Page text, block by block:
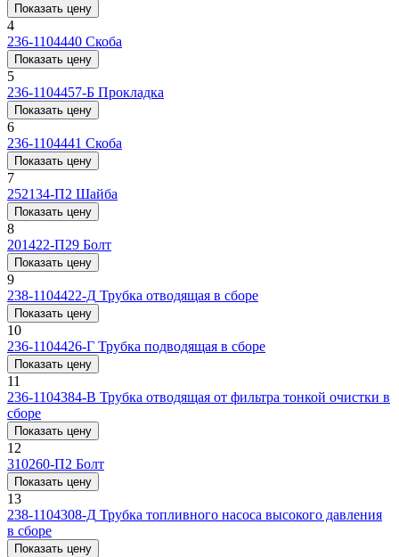
Показать цену
4
236-1104440 Скоба
Показать цену
5
236-1104457-Б Прокладка
Показать цену
6
236-1104441 Скоба
Показать цену
7
252134-П2 Шайба
Показать цену
8
201422-П29 Болт
Показать цену
9
238-1104422-Д Трубка отводящая в сборе
Показать цену
10
236-1104426-Г Трубка подводящая в сборе
Показать цену
11
236-1104384-В Трубка отводящая от фильтра тонкой очистки в
сборе
Показать цену
12
310260-П2 Болт
Показать цену
13
238-1104308-Д Трубка топливного насоса высокого давления
в сборе
Показать цену